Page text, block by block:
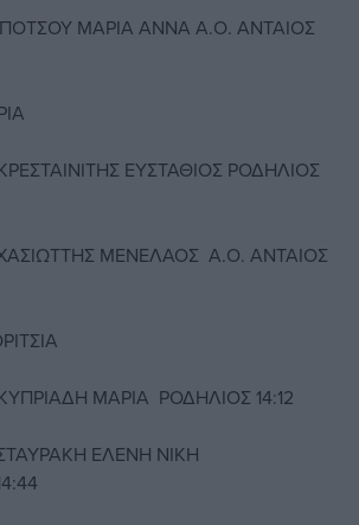
ΠΟΤΣΟΥ ΜΑΡΙΑ ΑΝΝΑ Α.Ο. ΑΝΤΑΙΟΣ
ΚΡΕΣΤΑΙΝΙΤΗΣ ΕΥΣΤΑΘΙΟΣ ΡΟΔΗΛΙΟΣ
ΧΑΣΙΩΤΤΗΣ ΜΕΝΕΛΑΟΣ Α.Ο. ΑΝΤΑΙΟΣ
ΜΑΡΙΑ ΡΟΔΗΛΙΟΣ 14:12
ΕΛΕΝΗ ΝΙΚΗ